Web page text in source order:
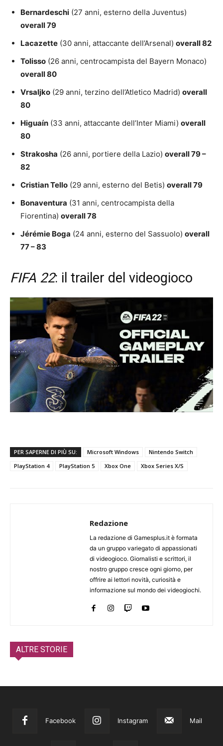
Bernardeschi (27 anni, esterno della Juventus)
overall 79
Lacazette (30 anni, attaccante dell’Arsenal) overall 82
Tolisso (26 anni, centrocampista del Bayern Monaco)
overall 80
Vrsaljko (29 anni, terzino dell’Atletico Madrid) overall
80
Higuaín (33 anni, attaccante dell’Inter Miami) overall
80
Strakosha (26 anni, portiere della Lazio) overall 79 –
82
Cristian Tello (29 anni, esterno del Betis) overall 79
Bonaventura (31 anni, centrocampista della
Fiorentina) overall 78
Jérémie Boga (24 anni, esterno del Sassuolo) overall
77 – 83
FIFA 22: il trailer del videogioco
PER SAPERNE DI PIÙ SU: Microsoft Windows
Nintendo Switch
PlayStation 4
PlayStation 5 Xbox One Xbox Series X/S
Redazione
La redazione di Gamesplus.it è formata
da un gruppo variegato di appassionati
di videogioco. Giornalisti e scrittori, il
nostro gruppo cresce ogni giorno, per
offrire ai lettori novità, curiosità e
informazione sul mondo dei videogiochi.
ALTRE STORIE
Facebook Instagram Mail